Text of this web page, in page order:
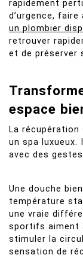
rapidement
d’urgence, faire
un plombier
retrouver
et de préserver
espace
La
un spa
avec des
Une douche
température
une vraie
sportifs aiment
stimuler la
sensation de